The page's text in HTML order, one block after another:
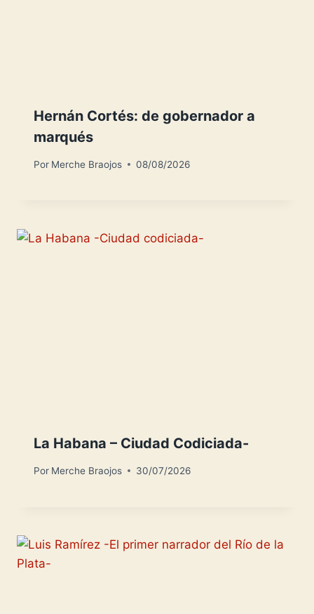
Hernán Cortés: de gobernador a
marqués
Por Merche Braojos 08/08/2026
La Habana – Ciudad Codiciada-
Por Merche Braojos 30/07/2026